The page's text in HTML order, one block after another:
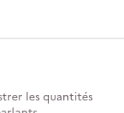
les quantités